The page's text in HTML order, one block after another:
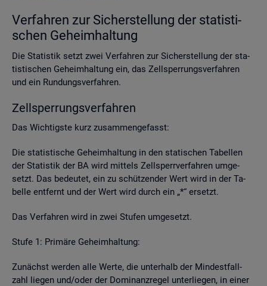
Ver­fah­ren zur Si­cher­stel­lung der sta­tis­ti­
schen Ge­heim­hal­tung
Die Sta­tis­tik setzt zwei Ver­fah­ren zur Si­cher­stel­lung der sta­
tis­ti­schen Ge­heim­hal­tung ein, das Zell­sper­rungs­ver­fah­ren
und ein Run­dungs­ver­fah­ren.
Zell­sper­rungs­ver­fah­ren
Das Wich­tigs­te kurz zu­sam­men­ge­fasst:
Die sta­tis­ti­sche Ge­heim­hal­tung in den sta­ti­schen Ta­bel­len
der Sta­tis­tik der BA wird mit­tels Zell­sperr­ver­fah­ren um­ge­
setzt. Das be­deu­tet, ein zu schüt­zen­der Wert wird in der Ta­
bel­le ent­fernt und der Wert wird durch ein „*“ er­setzt.
Das Ver­fah­ren wird in zwei Stu­fen um­ge­setzt.
Stufe 1: Pri­mä­re Ge­heim­hal­tung:
Zu­nächst wer­den alle Werte, die un­ter­halb der Min­dest­fall­
zahl lie­gen und/oder der Do­mi­nanz­re­gel un­ter­lie­gen, in einer